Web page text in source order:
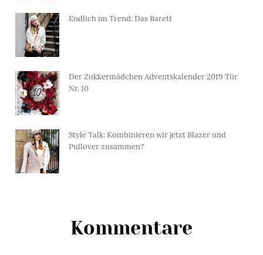
Endlich im Trend: Das Barett
Der Zukkermädchen Adventskalender 2019 Tür
Nr. 10
Style Talk: Kombinieren wir jetzt Blazer und
Pullover zusammen?
Kommentare